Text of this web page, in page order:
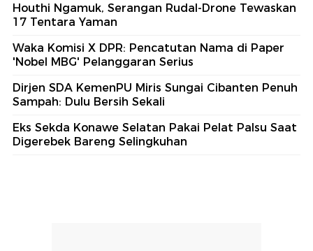
Houthi Ngamuk, Serangan Rudal-Drone Tewaskan
17 Tentara Yaman
Waka Komisi X DPR: Pencatutan Nama di Paper
'Nobel MBG' Pelanggaran Serius
Dirjen SDA KemenPU Miris Sungai Cibanten Penuh
Sampah: Dulu Bersih Sekali
Eks Sekda Konawe Selatan Pakai Pelat Palsu Saat
Digerebek Bareng Selingkuhan